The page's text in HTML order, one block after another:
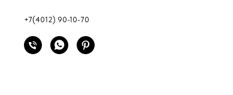
+7(4012) 90-10-70